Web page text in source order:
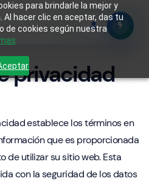
para brindarle la mejor y
hacer clic en aceptar, das tu
de cookies según nuestra
privacidad
establece los términos en
que es proporcionada
de utilizar su sitio web. Esta
con la seguridad de los datos